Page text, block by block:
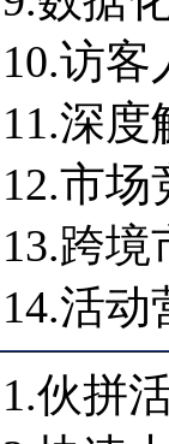
10.访
11.深
12.市
13.跨
14.活
1.伙拼